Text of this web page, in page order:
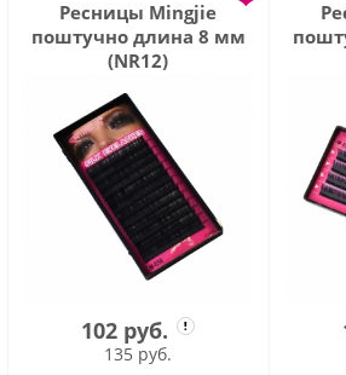
Ресницы Mingjie
поштучно длина 8 мм
(NR12)
102 руб.
135 руб.